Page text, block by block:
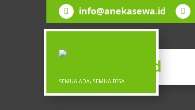
info@anekasewa.id
SEMUA ADA, SEMUA BISA